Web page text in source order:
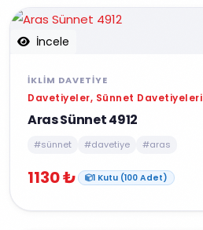
İncele
İKLIM DAVETIYE
Davetiyeler, Sünnet Davetiyeleri
Aras Sünnet 4912
#sünnet #davetiye #aras
1130 ₺ 1 Kutu (100 Adet)